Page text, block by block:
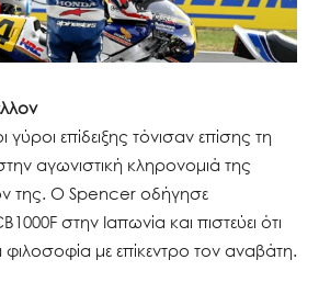
γύροι επίδειξης τόνισαν επίσης τη
αγωνιστική κληρονομιά της
της. Ο Spencer οδήγησε
στην Ιαπωνία και πιστεύει ότι
φιλοσοφία με επίκεντρο τον αναβάτη.